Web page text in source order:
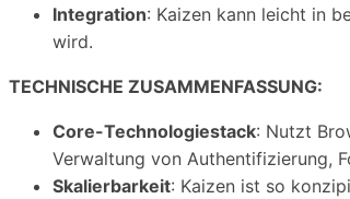
Integration: Kaizen kann leicht in
wird.
TECHNISCHE ZUSAMMENFASSUNG:
Core-Technologiestack: Nutzt
Verwaltung von Authentifizierung,
Skalierbarkeit: Kaizen ist so